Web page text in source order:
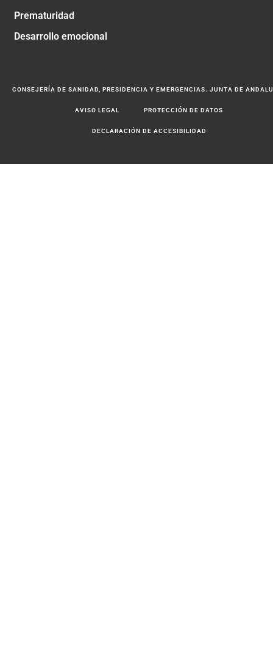
Prematuridad
Desarrollo emocional
CONSEJERÍA DE SANIDAD, PRESIDENCIA Y EMERGENCIAS. JUNTA DE
AVISO LEGAL PROTECCIÓN DE DATOS
DECLARACIÓN DE ACCESIBILIDAD